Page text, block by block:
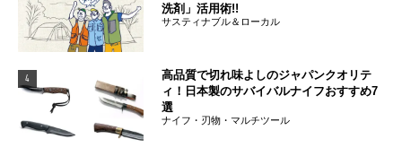
洗剤」活用術!!
サスティナブル＆ローカル
4
高品質で切れ味よしのジャパンクオリテ
ィ！日本製のサバイバルナイフおすすめ7
選
ナイフ・刃物・マルチツール